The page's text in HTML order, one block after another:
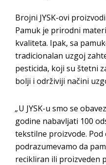
Brojni JYSK-ovi
Pamuk je prirodni
kvaliteta. Ipak, sa
tradicionalan uzgoj
pesticida, koji su štetni
bolji i održiviji načini
„U JYSK-u smo se
godine nabavljati 100
tekstilne proizvode. Pod
podrazumevamo da
recikliran ili proizveden